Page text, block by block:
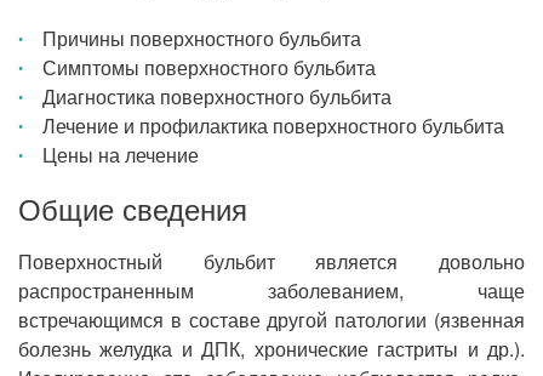
Причины поверхностного бульбита
Симптомы поверхностного бульбита
Диагностика поверхностного бульбита
Лечение и профилактика поверхностного бульбита
Цены на лечение
Общие сведения
Поверхностный бульбит является довольно
распространенным заболеванием, чаще
встречающимся в составе другой патологии (язвенная
болезнь желудка и ДПК, хронические гастриты и др.).